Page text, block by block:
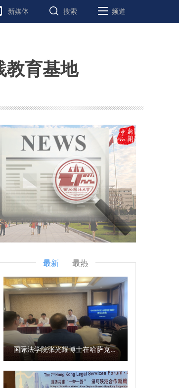
新媒体 搜索 频道
教育基地
最新 最热
国际法学院张光耀博士在哈萨克斯坦阿拉木图开展科研与社会服务活动